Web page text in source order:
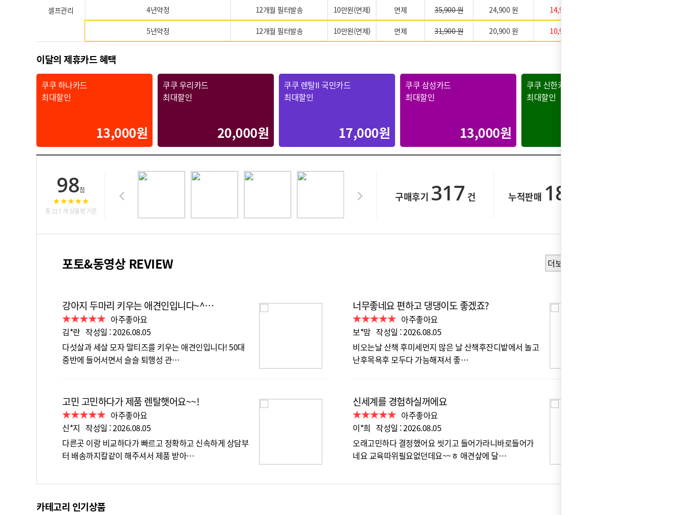
셀프관리 4년약정 12개월 필터발송 10만원(면제) 면제 35,900 원 24,900 원 14,900 원
5년약정 12개월 필터발송 10만원(면제) 면제 31,900 원 20,900 원 10,900 원
이달의 제휴카드 혜택
쿠쿠 하나카드
최대할인
13,000원
쿠쿠 우리카드
최대할인
20,000원
쿠쿠 렌탈II 국민카드
최대할인
17,000원
쿠쿠 삼성카드
최대할인
13,000원
쿠쿠 신한카드
최대할인
98점
총 317 개 상품평 기준
구매후기 317 건 누적판매 186,924
포토&동영상 REVIEW 더보기
강아지 두마리 키우는 애견인입니다~^…
아주좋아요
김*란 작성일 : 2026.08.05
다섯살과 세살 모자 말티즈를 키우는 애견인입니다! 50대
중반에 들어서면서 슬슬 퇴행성 관…
너무좋네요 편하고 댕댕이도 좋겠죠?
아주좋아요
보*맘 작성일 : 2026.08.05
비오는날 산책 후미세먼지 많은 날 산책후잔디밭에서 놀고
난후목욕후 모두다 가능해져서 좋…
고민 고민하다가 제품 렌탈햇어요~~!
아주좋아요
신*지 작성일 : 2026.08.05
다른곳 이랑 비교하다가 빠르고 정확하고 신속하게 상담부
터 배송까지칼같이 해주셔서 제품 받아…
신세계를 경험하실꺼에요
아주좋아요
이*희 작성일 : 2026.08.05
오래고민하다 결정했어요 씻기고 들어가라니바로들어가
네요 교육따위필요없던데요~~ㅎ 애견샆에 달…
카테고리 인기상품